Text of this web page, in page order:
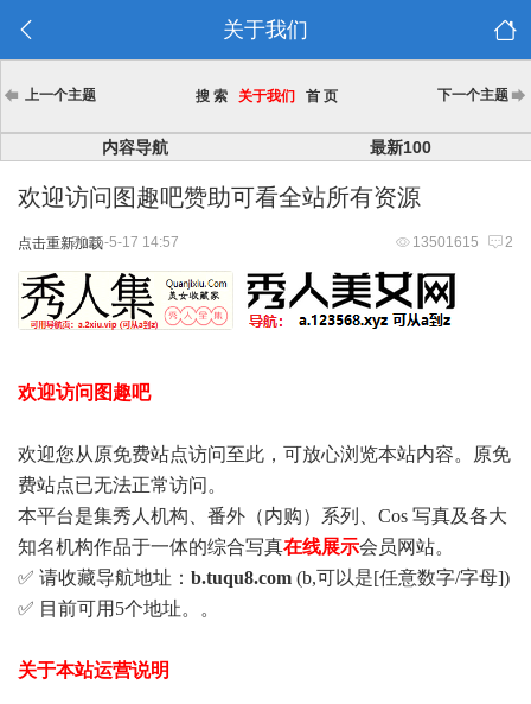
关于我们
上一个主题 搜 索 关于我们 首 页 下一个主题
内容导航 最新100
欢迎访问图趣吧赞助可看全站所有资源
点击重新加载 13501615 2
2025-5-17 14:57
欢迎访问图趣吧
欢迎您从原免费站点访问至此，可放心浏览本站内容。原免
费站点已无法正常访问。
本平台是集秀人机构、番外（内购）系列、Cos 写真及各大
知名机构作品于一体的综合写真在线展示会员网站。
✅ 请收藏导航地址： b.tuqu8.com (b,可以是[任意数字/字母])
✅ 目前可用5个地址。。
关于本站运营说明